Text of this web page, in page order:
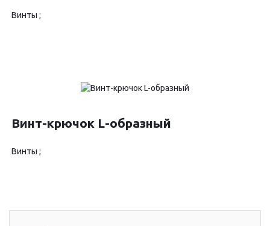
Винты ;
Винт-крючок L-образный
Винты ;